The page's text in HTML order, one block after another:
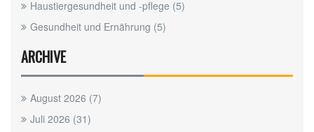
Haustiergesundheit und -pflege (5)
Gesundheit und Ernährung (5)
ARCHIVE
August 2026 (7)
Juli 2026 (31)